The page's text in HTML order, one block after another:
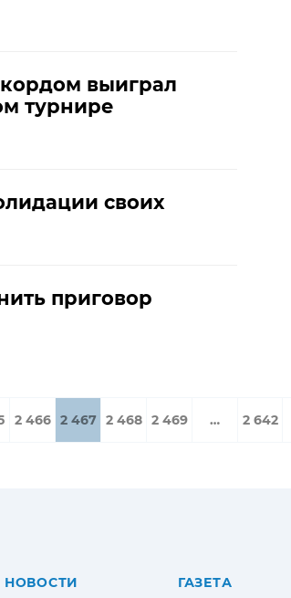
выиграл
турнире
своих
приговор
2 466 2 467 2 468 2 469 … 2 642
НОВОСТИ ГАЗЕТА